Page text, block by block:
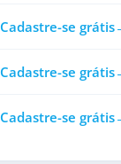
Cadastre-se grátis
Cadastre-se grátis
Cadastre-se grátis